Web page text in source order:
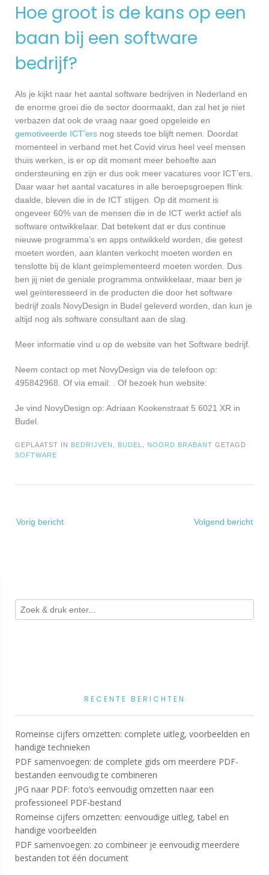
Hoe groot is de kans op een
baan bij een software
bedrijf?
Als je kijkt naar het aantal software bedrijven in Nederland en
de enorme groei die de sector doormaakt, dan zal het je niet
verbazen dat ook de vraag naar goed opgeleide en
gemotiveerde ICT’ers nog steeds toe blijft nemen. Doordat
momenteel in verband met het Covid virus heel veel mensen
thuis werken, is er op dit moment meer behoefte aan
ondersteuning en zijn er dus ook meer vacatures voor ICT’ers.
Daar waar het aantal vacatures in alle beroepsgroepen flink
daalde, bleven die in de ICT stijgen. Op dit moment is
ongeveer 60% van de mensen die in de ICT werkt actief als
software ontwikkelaar. Dat betekent dat er dus continue
nieuwe programma’s en apps ontwikkeld worden, die getest
moeten worden, aan klanten verkocht moeten worden en
tenslotte bij de klant geïmplementeerd moeten worden. Dus
ben jij niet de geniale programma ontwikkelaar, maar ben je
wel geïnteresseerd in de producten die door het software
bedrijf zoals NovyDesign in Budel geleverd worden, dan kun je
altijd nog als software consultant aan de slag.
Meer informatie vind u op de website van het Software bedrijf.
Neem contact op met NovyDesign via de telefoon op:
495842968. Of via email:
. Of bezoek hun website:
Je vind NovyDesign op: Adriaan Kookenstraat 5 6021 XR in
Budel.
GEPLAATST IN BEDRIJVEN BUDEL NOORD BRABANT GETAGD
SOFTWARE
navigatie
Vorig bericht Volgend bericht
RECENTE BERICHTEN
Romeinse cijfers omzetten: complete uitleg, voorbeelden en
handige technieken
PDF samenvoegen: de complete gids om meerdere PDF-
bestanden eenvoudig te combineren
JPG naar PDF: foto’s eenvoudig omzetten naar een
professioneel PDF-bestand
Romeinse cijfers omzetten: eenvoudige uitleg, tabel en
handige voorbeelden
PDF samenvoegen: zo combineer je eenvoudig meerdere
bestanden tot één document